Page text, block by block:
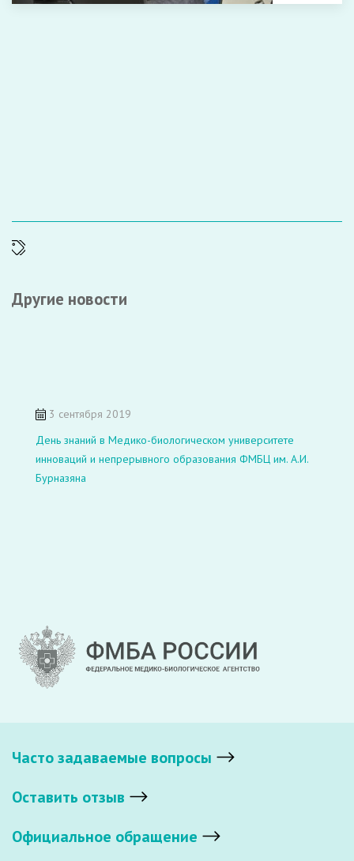
Другие новости
3 сентября 2019
День знаний в Медико-биологическом университете
инноваций и непрерывного образования ФМБЦ им. А.И.
Бурназяна
Часто задаваемые вопросы
Оставить отзыв
Официальное обращение